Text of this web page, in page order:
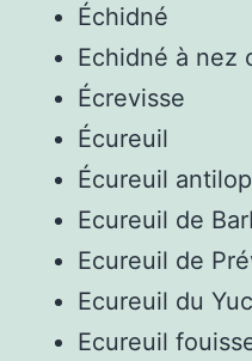
Échidné
Echidné à nez
Écrevisse
Écureuil
Écureuil
Ecureuil de
Ecureuil de
Ecureuil du
Ecureuil